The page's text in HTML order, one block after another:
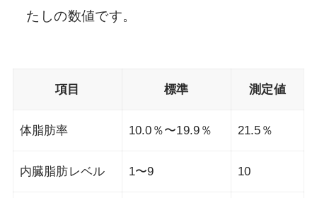
たしの数値です。
項目 標準 測定値
体脂肪率 10.0％〜19.9％ 21.5％
内臓脂肪レベル 1〜9 10